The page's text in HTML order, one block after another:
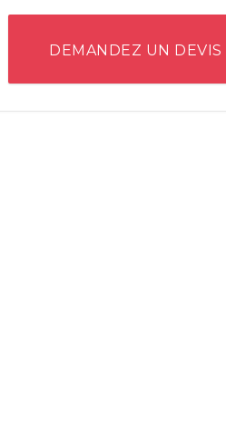
DEMANDEZ UN DEVIS